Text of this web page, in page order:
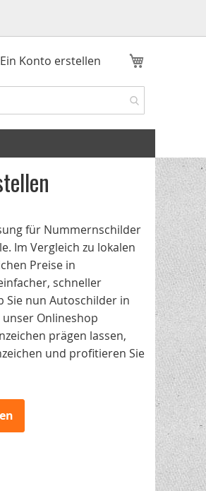
Ein Konto erstellen
für Nummernschilder
Im Vergleich zu lokalen
Preise in
schneller
Sie nun Autoschilder in
Onlineshop
prägen lassen,
und profitieren Sie